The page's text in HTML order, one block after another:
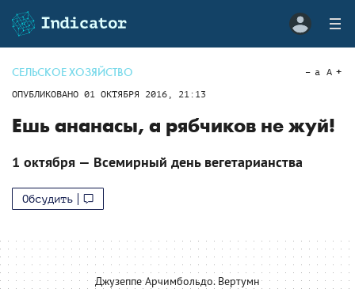
СЕЛЬСКОЕ ХОЗЯЙСТВО
ОПУБЛИКОВАНО 01 ОКТЯБРЯ 2016, 21:13
a A
Ешь ананасы, а рябчиков не жуй!
1 октября — Всемирный день вегетарианства
Обсудить
Джузеппе Арчимбольдо. Вертумн